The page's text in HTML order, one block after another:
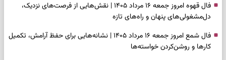
فال قهوه امروز جمعه ۱۶ مرداد ۱۴۰۵ | نقش‌هایی از فرصت‌های نزدیک،
دل‌مشغولی‌های پنهان و راه‌های تازه
فال شمع امروز جمعه ۱۶ مرداد ۱۴۰۵ | نشانه‌هایی برای حفظ آرامش، تکمیل
کارها و روشن‌کردن خواسته‌ها